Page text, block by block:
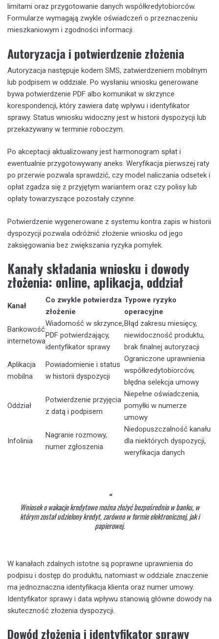
limitami oraz przygotowanie danych współkredytobiorców.
Formularze wymagają zwykle oświadczeń o przeznaczeniu
mieszkaniowym i zgodności informacji.
Autoryzacja i potwierdzenie złożenia
Autoryzacja następuje kodem SMS, zatwierdzeniem mobilnym
lub podpisem w oddziale. Po wysłaniu wniosku generowane
bywa potwierdzenie PDF albo komunikat w skrzynce
korespondencji, który zawiera datę wpływu i identyfikator
sprawy. Status wniosku widoczny jest w historii dyspozycji lub
przekazywany w terminie roboczym.
Po akceptacji aktualizowany jest harmonogram spłat i
ewentualnie przygotowywany aneks. Weryfikacja pierwszej raty
po przerwie pozwala sprawdzić, czy model naliczania odsetek i
opłat zgadza się z przyjętym wariantem oraz czy polisy lub
opłaty towarzyszące pozostały czynne.
Potwierdzenie wygenerowane z systemu kontra zapis w historii
dyspozycji pozwala odróżnić złożenie wniosku od jego
zaksięgowania bez zwiększania ryzyka pomyłek.
Kanały składania wniosku i dowody
złożenia: online, aplikacja, oddział
Kanał
Co zwykle potwierdza
złożenie
Typowe ryzyko
operacyjne
Bankowość
internetowa
Wiadomość w skrzynce,
PDF potwierdzający,
identyfikator sprawy
Błąd zakresu miesięcy,
niewidoczność produktu,
brak finalnej autoryzacji
Aplikacja
mobilna
Powiadomienie i status
w historii dyspozycji
Ograniczone uprawnienia
współkredytobiorców,
błędna selekcja umowy
Oddział
Potwierdzenie przyjęcia
z datą i podpisem
Niepełne oświadczenia,
pomyłki w numerze
umowy
Infolinia
Nagranie rozmowy,
numer zgłoszenia
Niedopuszczalność kanału
dla niektórych dyspozycji,
weryfikacja danych
Wniosek o wakacje kredytowe można złożyć bezpośrednio w banku, w
którym został udzielony kredyt, zarówno w formie elektronicznej, jak i
papierowej.
W kanałach zdalnych istotne są poprawne uprawnienia do
podpisu i dostęp do produktu, natomiast w oddziale znaczenie
ma jednoznaczna identyfikacja klienta oraz numer umowy.
Identyfikator sprawy i data wpływu stanowią główne dowody na
skuteczność złożenia dyspozycji.
Dowód złożenia i identyfikator sprawy